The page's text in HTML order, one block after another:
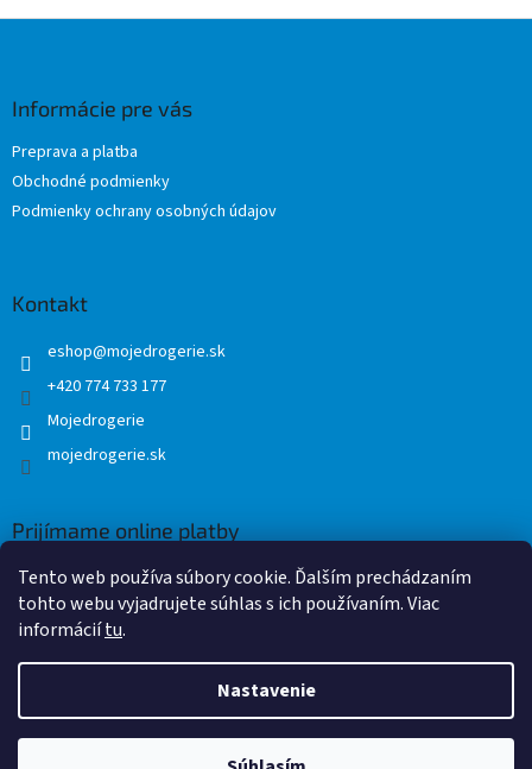
Tento web používa súbory cookie. Ďalším prechádzaním
tohto webu vyjadrujete súhlas s ich používaním. Viac
informáciítu.
Nastavenie
Informácie pre vás
Preprava a platba
Obchodné podmienky
Podmienky ochrany osobných údajov
Kontakt
eshop@mojedrogerie.sk
+420 774 733 177
Mojedrogerie
mojedrogerie.sk
Prijímame online platby
Vytvoril Shoptet